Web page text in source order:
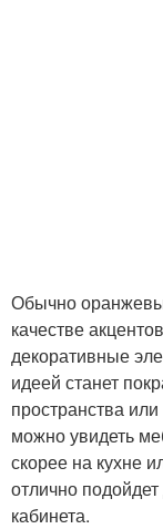
Обычно
качестве
декоративные
идеей станет
пространства
можно увидеть
скорее на кухне
отлично
кабинета.